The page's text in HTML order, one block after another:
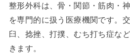
整形外科は、骨・関節・筋肉・
を専門的に扱う医療機関です。
臼、捻挫、打撲、むち打ち症な
きます。